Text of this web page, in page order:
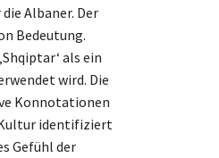
Albaner. Der
Bedeutung.
als ein
wird. Die
Konnotationen
identifiziert
Gefühl der